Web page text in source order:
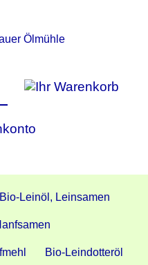
Bio-Leinöl, Leinsamen
Bio-Leindotteröl